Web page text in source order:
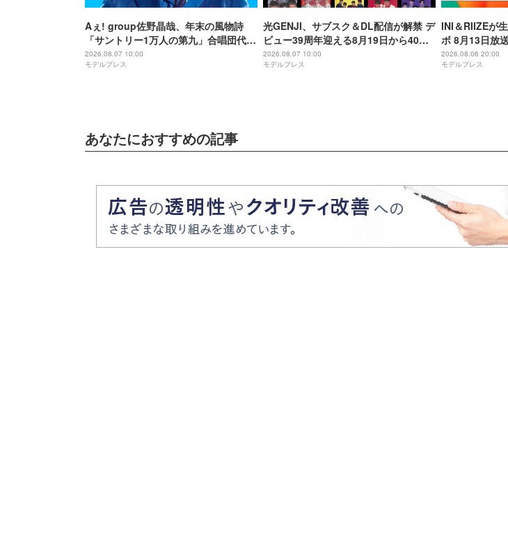
Aぇ! group佐野晶哉、年末の風物詩
「サントリー1万人の第九」合唱団代表
に就任 3か月のレッスン経て本番に臨
む
2026.08.07 10:00
モデルプレス
光GENJI、サブスク＆DL配信が解禁 デ
ビュー39周年迎える8月19日から40周
年まで1年かけてリリース当時の日付に
順次配信予定
2026.08.07 10:00
モデルプレス
INI＆RIIZEが
ボ 8月13日放
アーティスト発
2026.08.06 20:00
モデルプレス
あなたにおすすめの記事